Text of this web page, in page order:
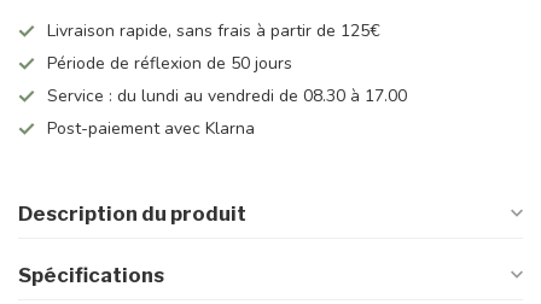
Livraison rapide, sans frais à partir de 125€
Période de réflexion de 50 jours
Service : du lundi au vendredi de 08.30 à 17.00
Post-paiement avec Klarna
Description du produit
Spécifications